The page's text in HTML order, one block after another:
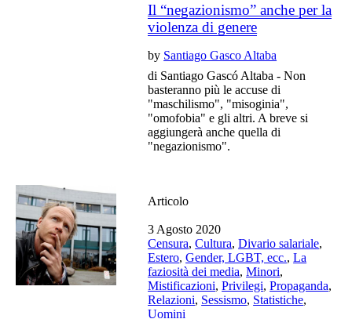
Il “negazionismo” anche per la
violenza di genere
by Santiago Gasco Altaba
di Santiago Gascó Altaba - Non
basteranno più le accuse di
"maschilismo", "misoginia",
"omofobia" e gli altri. A breve si
aggiungerà anche quella di
"negazionismo".
Articolo
3 Agosto 2020
Censura,Cultura,Divario salariale,
Estero,Gender, LGBT, ecc.,La
faziosità dei media,Minori,
Mistificazioni,Privilegi,Propaganda,
Relazioni, Sessismo, Statistiche,
Uomini